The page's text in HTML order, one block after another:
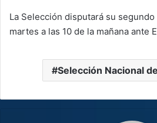
La Selección disputará su
martes a las 10 de la mañana ante
Selección Nacional